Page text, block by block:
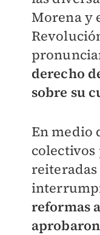
Morena y
derecho
sobre su
En medio
reiteradas
reformas